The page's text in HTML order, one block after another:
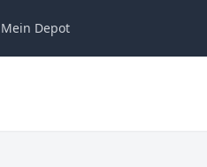
Mein Depot